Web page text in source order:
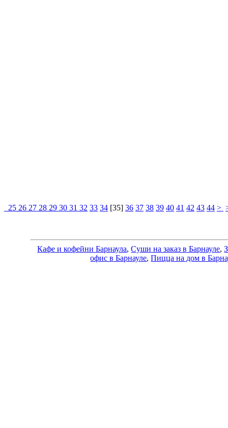
25 26 27 28 29 30 31 32 33 34 [35] 36 37 38 39 40 41 42 43 44 >
Кафе и кофейни Барнаула,Суши на заказ в Барнауле,
офис в Барнауле,Пицца на дом в